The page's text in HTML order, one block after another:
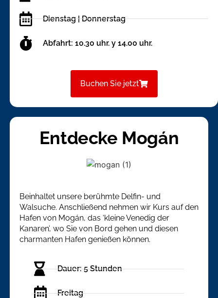
Dienstag | Donnerstag
Abfahrt: 10.30 uhr. y 14.00 uhr.
Buchen Sie jetzt
Entdecke Mogán
Beinhaltet unsere berühmte Delfin- und
Walsuche. Anschließend nehmen wir Kurs auf den
Hafen von Mogán, das ‘kleine Venedig der
Kanaren’, wo Sie von Bord gehen und diesen
charmanten Hafen genießen können.
Dauer: 5 Stunden
Freitag